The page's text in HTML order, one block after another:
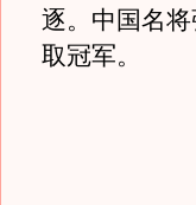
逐。中国名
取冠军。